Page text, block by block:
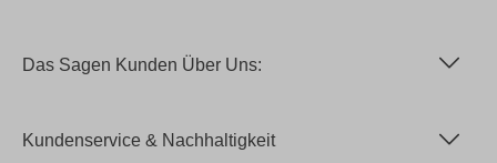
Das Sagen Kunden Über Uns:
Kundenservice & Nachhaltigkeit